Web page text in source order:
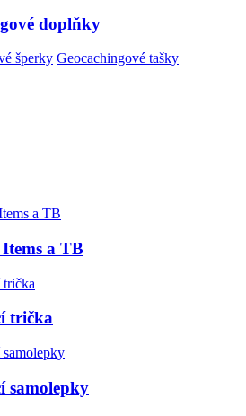
doplňky
šperky Geocachingové tašky
a TB
trička
samolepky